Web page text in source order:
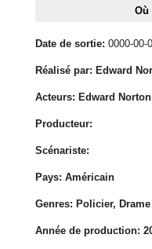
Où
Date de sortie: 0000-00-
Réalisé par: Edward
Acteurs: Edward
Producteur:
Scénariste:
Pays: Américain
Genres: Policier, Drame
Année de production: